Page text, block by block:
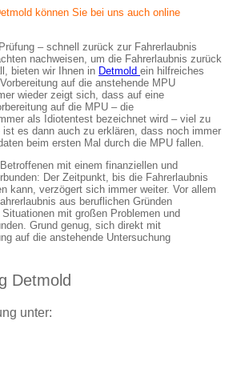
können Sie bei uns auch online
– schnell zurück zur Fahrerlaubnis
nachweisen, um die Fahrerlaubnis zurück
bieten wir Ihnen in Detmold ein hilfreiches
auf die anstehende MPU
wieder zeigt sich, dass auf eine
auf die MPU – die
als Idiotentest bezeichnet wird – viel zu
es dann auch zu erklären, dass noch immer
beim ersten Mal durch die MPU fallen.
mit einem finanziellen und
Der Zeitpunkt, bis die Fahrerlaubnis
kann, verzögert sich immer weiter. Vor allem
aus beruflichen Gründen
mit großen Problemen und
Grund genug, sich direkt mit
auf die anstehende Untersuchung
Detmold
unter: